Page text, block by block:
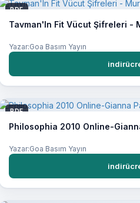
PDF
Tavman'In Fit Vücut Şifreleri -
Yazar:Goa Basım Yayın
PDF
Philosophia 2010 Online-
Yazar:Goa Basım Yayın